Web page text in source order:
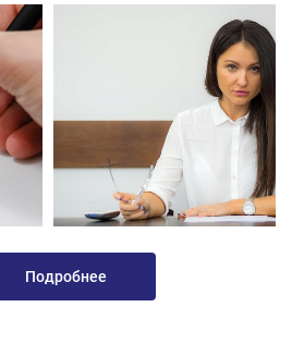
Подробнее